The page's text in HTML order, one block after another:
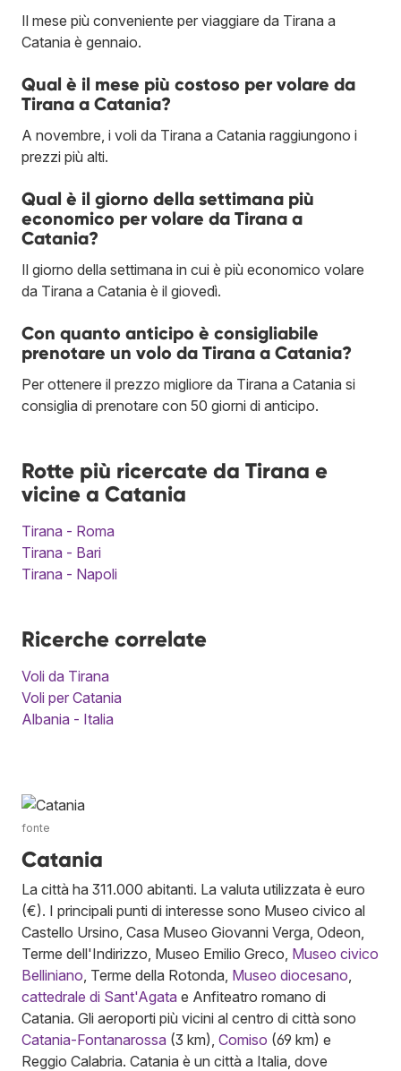
Il mese più conveniente per viaggiare da Tirana a
Catania è gennaio.
Qual è il mese più costoso per volare da
Tirana a Catania?
A novembre, i voli da Tirana a Catania raggiungono i
prezzi più alti.
Qual è il giorno della settimana più
economico per volare da Tirana a
Catania?
Il giorno della settimana in cui è più economico volare
da Tirana a Catania è il giovedì.
Con quanto anticipo è consigliabile
prenotare un volo da Tirana a Catania?
Per ottenere il prezzo migliore da Tirana a Catania si
consiglia di prenotare con 50 giorni di anticipo.
Rotte più ricercate da Tirana e
vicine a Catania
Tirana - Roma
Tirana - Bari
Tirana - Napoli
Ricerche correlate
Voli da Tirana
Voli per Catania
Albania - Italia
fonte
Catania
La città ha 311.000 abitanti. La valuta utilizzata è euro
(€). I principali punti di interesse sono Museo civico al
Castello Ursino, Casa Museo Giovanni Verga, Odeon,
Terme dell'Indirizzo, Museo Emilio Greco, Museo civico
Belliniano , Terme della Rotonda, Museo diocesano
cattedrale di Sant'Agata e Anfiteatro romano di
Catania. Gli aeroporti più vicini al centro di città sono
Catania-Fontanarossa (3 km), Comiso (69 km) e
Reggio Calabria. Catania è un città a Italia, dove